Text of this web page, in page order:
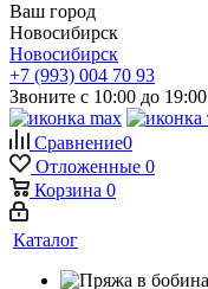
Ваш город
Новосибирск
Новосибирск
+7 (993) 004 70 93
Звоните с 10:00 до 19:00
Сравнение0
Отложенные 0
Корзина 0
Каталог